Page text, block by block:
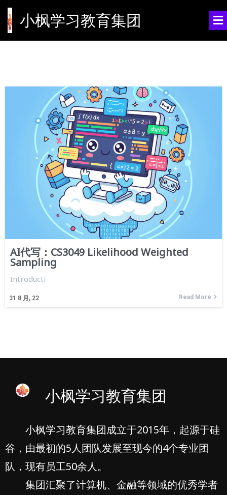
小枫学习教育集团
AI代写：CS3049 Likelihood Weighted
Sampling
31 8 月, 22
Introducti
Read More
小枫学习教育集团
小枫学习教育集团成立于2015年，起源于硅
谷，由最初的5人团队发展至现今的4个专业团
队，现有员工50余人。
集团汇聚了计算机、金融等领域的优秀学者